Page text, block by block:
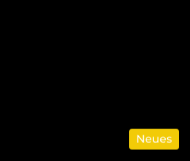
Neues